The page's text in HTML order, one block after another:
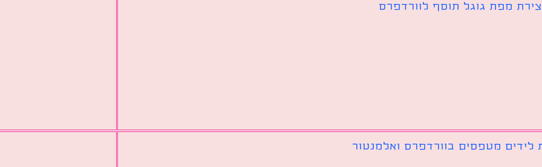
מפת גוגל תוסף לוורדפרס
לידים מטפסים בוורדפרס ואלמנטור